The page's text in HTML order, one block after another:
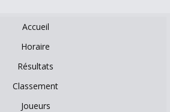
Accueil
Horaire
Résultats
Classement
Joueurs